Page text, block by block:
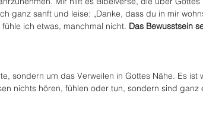
ganz sanft und leise: „Danke, dass du in mir
ich etwas, manchmal nicht. Das Bewusstsein
sondern um das Verweilen in Gottes Nähe. Es ist
nichts hören, fühlen oder tun, sondern sind ganz